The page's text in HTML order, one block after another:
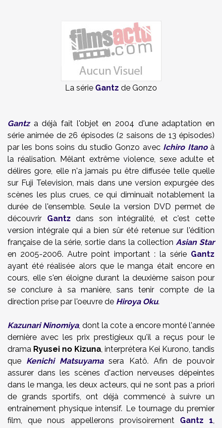
La série Gantz de Gonzo
Gantz a déjà fait l'objet en 2004 d'une adaptation en
série animée de 26 épisodes (2 saisons de 13 épisodes)
par les bons soins du studio Gonzo avec Ichiro Itanoà
la réalisation. Mêlant extrême violence, sexe adulte et
délires gore, elle n'a jamais pu être diffusée telle quelle
sur Fuji Television, mais dans une version expurgée des
scènes les plus crues, ce qui diminuait notablement la
durée de l'ensemble. Seule la version DVD permet de
découvrir Gantz dans son intégralité, et c'est cette
version intégrale qui a bien sûr été retenue sur l'édition
française de la série, sortie dans la collection Asian Star
en 2005-2006. Autre point important : la série Gantz
ayant été réalisée alors que le manga était encore en
cours, elle s'en éloigne durant la deuxième saison pour
se conclure à sa manière, sans tenir compte de la
direction prise par l'oeuvre de Hiroya Oku.
Kazunari Ninomiya, dont la cote a encore monté l'année
dernière avec les prix prestigieux qu'il a reçus pour le
drama Ryusei no Kizuna, interprétera Kei Kurono, tandis
que Kenichi Matsuyamasera Katô. Afin de pouvoir
assurer dans les scènes d'action nerveuses dépeintes
dans le manga, les deux acteurs, qui ne sont pas a priori
de grands sportifs, ont déjà commencé à suivre un
entrainement physique intensif. Le tournage du premier
film, que nous appellerons provisoirement Gantz 1,